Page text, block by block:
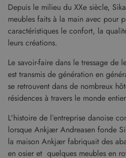
Depuis le milieu du XXe siècle,
meubles faits à la main avec pour
caractéristiques le confort, la
leurs créations.
Le savoir-faire dans le tressage de
est transmis de génération en
se retrouvent dans de nombreux
résidences à travers le monde
L'histoire de l’entreprise danoise
lorsque Ankjær Andreasen fonde
la maison Ankjær fabriquait des
en osier et quelques meubles en